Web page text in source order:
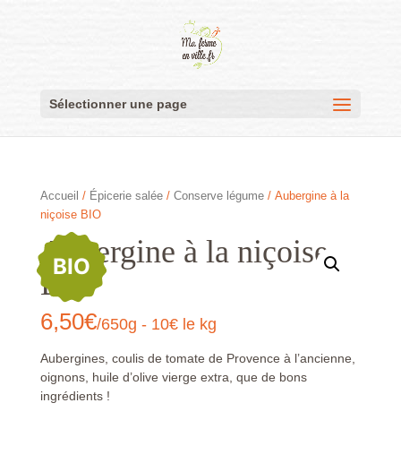
Sélectionner une page
Accueil / Épicerie salée/ Conserve légume/ Aubergine à la
niçoise BIO
BIO
Aubergine à la niçoise
BIO
6,50€/650g - 10€ le kg
Aubergines, coulis de tomate de Provence à l’ancienne,
oignons, huile d’olive vierge extra, que de bons
ingrédients !